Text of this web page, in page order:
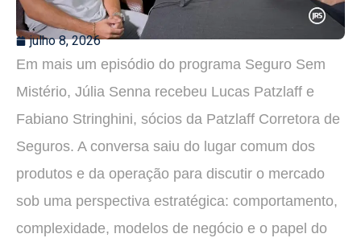
julho 8, 2026
Em mais um episódio do programa Seguro Sem
Mistério, Júlia Senna recebeu Lucas Patzlaff e
Fabiano Stringhini, sócios da Patzlaff Corretora de
Seguros. A conversa saiu do lugar comum dos
produtos e da operação para discutir o mercado
sob uma perspectiva estratégica: comportamento,
complexidade, modelos de negócio e o papel do